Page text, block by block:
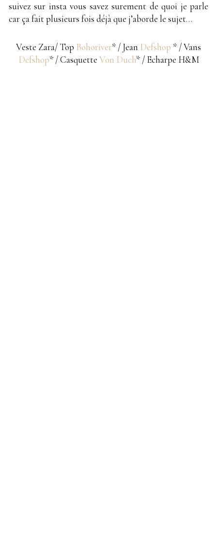
suivez sur insta vous savez surement de quoi je parle
car ça fait plusieurs fois déjà que j’aborde le sujet…
Veste Zara/ Top Bohoriver* / Jean Defshop * / Vans
Defshop* / Casquette Von Duch* / Echarpe H&M